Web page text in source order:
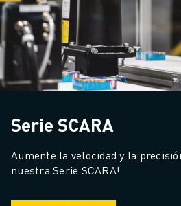
Serie SCARA
Aumente la velocidad y la
nuestra Serie SCARA!